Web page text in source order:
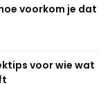
voorkom je dat
voor wie wat